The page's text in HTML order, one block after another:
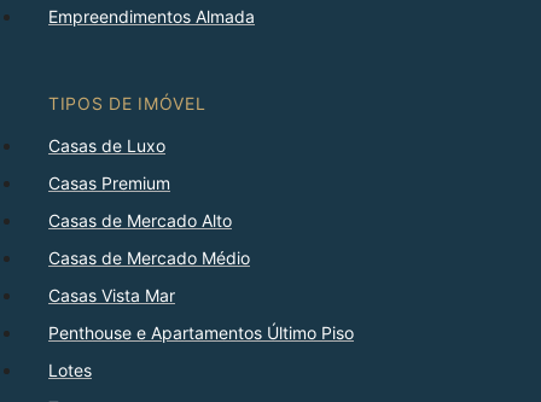
Empreendimentos Almada
TIPOS DE IMÓVEL
Casas de Luxo
Casas Premium
Casas de Mercado Alto
Casas de Mercado Médio
Casas Vista Mar
Penthouse e Apartamentos Último Piso
Lotes